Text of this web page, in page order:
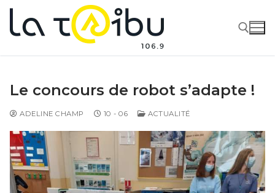
Le concours de robot s’adapte !
ADELINE CHAMP 10 - 06 ACTUALITÉ